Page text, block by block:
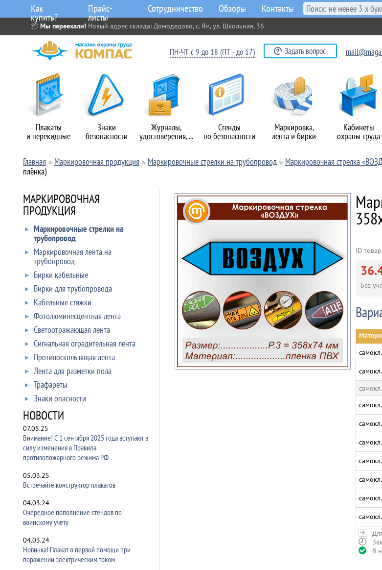
📦 Мы переехали! Новый адрес склада: Домодедово, с. Ям, ул. Школьная, 36
Плакаты
и перекидные
Знаки
безопасности
Журналы,
удостоверения, ...
Стенды
по безопасности
Маркировка,
лента и бирки
Кабинеты
охраны труда
Как
купить?
Прайс-
листы
Сотрудничество Обзоры Контакты
ПН-ЧТ с 9 до 18 (ПТ - до 17) Задать вопрос
Главная Маркировочная продукция Маркировочные стрелки на трубопровод Маркировочная стрелка
плёнка)
МАРКИРОВОЧНАЯ
ПРОДУКЦИЯ
Маркировочные стрелки на
трубопровод
Маркировочная лента на
трубопровод
Бирки кабельные
Бирки для трубопровода
Кабельные стяжки
Фотолюминесцентная лента
Светоотражающая лента
Сигнальная оградительная лента
Противоскользящая лента
Лента для разметки пола
Трафареты
Знаки опасности
НОВОСТИ
07.05.25
Внимание! С 1 сентября 2025 года вступают в
силу изменения в Правила
противопожарного режима РФ
05.03.25
Встречайте конструктор плакатов
04.03.24
Очередное пополнение стендов по
воинскому учету
04.03.24
Новинка! Плакат о первой помощи при
поражении электрическим током
ID
Без
В